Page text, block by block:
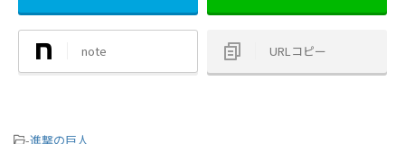
note URLコピー
-進撃の巨人